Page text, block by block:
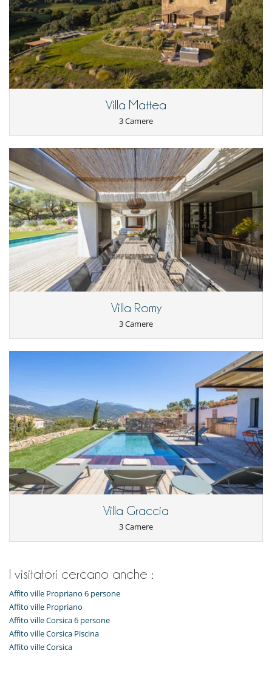
Villa Mattea
3 Camere
Villa Romy
3 Camere
Villa Graccia
3 Camere
I visitatori cercano anche :
Affito ville Propriano 6 persone
Affito ville Propriano
Affito ville Corsica 6 persone
Affito ville Corsica Piscina
Affito ville Corsica